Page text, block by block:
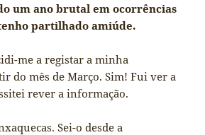
um ano brutal em ocorrências
partilhado amiúde.
me a registar a minha
do mês de Março. Sim! Fui ver a
rever a informação.
Sei-o desde a